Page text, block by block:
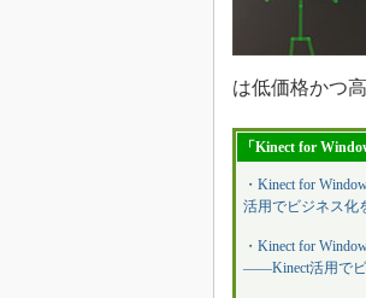
は低価格かつ
「Kinect for
・Kinect for
活用でビジネス化
・Kinect for
――Kinect活用で